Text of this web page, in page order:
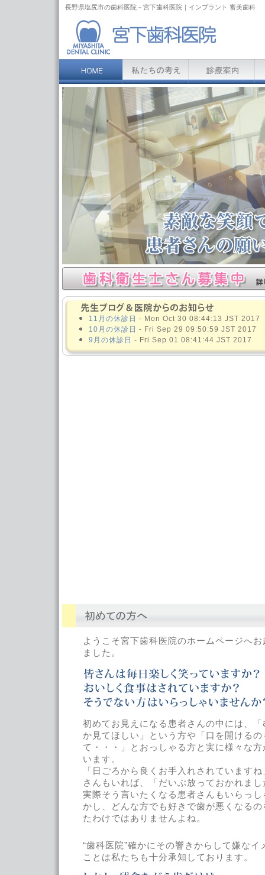
長野県塩尻市の歯科医院－宮下歯科医院｜インプラント 審美歯科
11月の休診日 - Mon Oct 30 08:44:13 JST 2017
10月の休診日 - Fri Sep 29 09:50:59 JST 2017
9月の休診日 - Fri Sep 01 08:41:44 JST 2017
ようこそ宮下歯科医院のホームページへ
ました。
初めてお見えになる患者さんの中には、
か見てほしい」という方や「口を開ける
て・・・」とおっしゃる方と実に様々な
います。
「日ごろから良くお手入れされています
さんもいれば、「だいぶ放っておかれま
実際そう言いたくなる患者さんもいらっ
かし、どんな方でも好きで歯が悪くなる
たわけではありませんよね。
“歯科医院”確かにその響きからして嫌なイ
ことは私たちも十分承知しております。